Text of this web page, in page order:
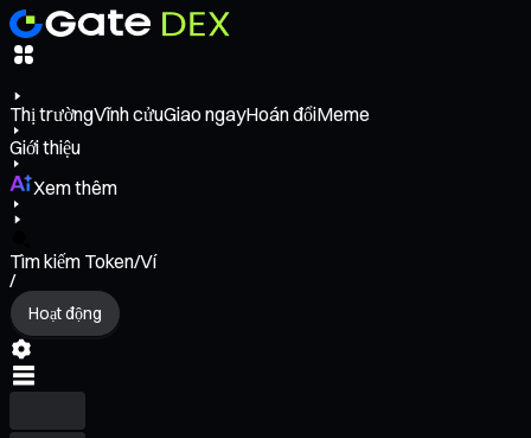
Thị trườngVĩnh cửuGiao ngayHoán đổiMeme
Giới thiệu
Xem thêm
Tìm kiếm Token/Ví
/
Hoạt động